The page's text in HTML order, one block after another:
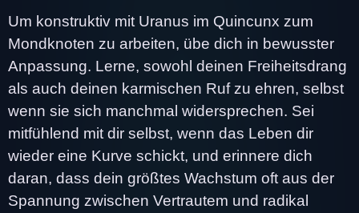
Um konstruktiv mit Uranus im Quincunx zum
Mondknoten zu arbeiten, übe dich in bewusster
Anpassung. Lerne, sowohl deinen Freiheitsdrang
als auch deinen karmischen Ruf zu ehren, selbst
wenn sie sich manchmal widersprechen. Sei
mitfühlend mit dir selbst, wenn das Leben dir
wieder eine Kurve schickt, und erinnere dich
daran, dass dein größtes Wachstum oft aus der
Spannung zwischen Vertrautem und radikal